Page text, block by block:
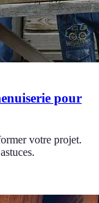
pour
votre projet.